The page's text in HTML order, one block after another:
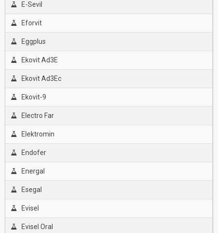
E-Sevil
Eforvit
Eggplus
Ekovit Ad3E
Ekovit Ad3Ec
Ekovit-9
Electro Far
Elektromin
Endofer
Energal
Esegal
Evisel
Evisel Oral